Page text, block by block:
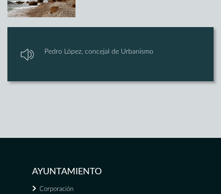
Pedro López, concejal de Urbanismo
AYUNTAMIENTO
Corporación